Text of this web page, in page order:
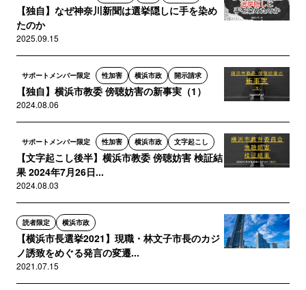
【独自】なぜ神奈川新聞は選挙隠しに手を染め
たのか
2025.09.15
サポートメンバー限定 性加害 横浜市政 開示請求
【独自】横浜市教委 傍聴妨害の新事実（1）
2024.08.06
サポートメンバー限定 性加害 横浜市政 文字起こし
【文字起こし後半】横浜市教委 傍聴妨害 検証結
果 2024年7月26日...
2024.08.03
読者限定 横浜市政
【横浜市長選挙2021】現職・林文子市長のカジ
ノ誘致をめぐる発言の変遷...
2021.07.15